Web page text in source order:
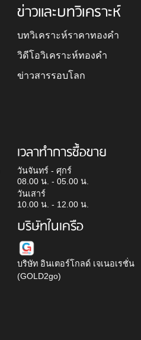
ข่าวและบทวิเคราะห์
บทวิเคราะห์ราคาทองคำ
วิดีโอวิเคราะห์ทองคำ
ข่าวสารรอบโลก
เวลาทำการซื้อขาย
วันจันทร์ - ศุกร์
08.00 น. - 05.00 น.
วันเสาร์
10.00 น. - 12.00 น.
บริษัทในเครือ
บริษัท อินเตอร์โกลด์ เจเนอเรชั่น
(GOLD2go)